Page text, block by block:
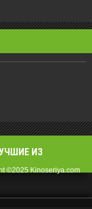
ИЗ
©2025 Kinoseriya.com